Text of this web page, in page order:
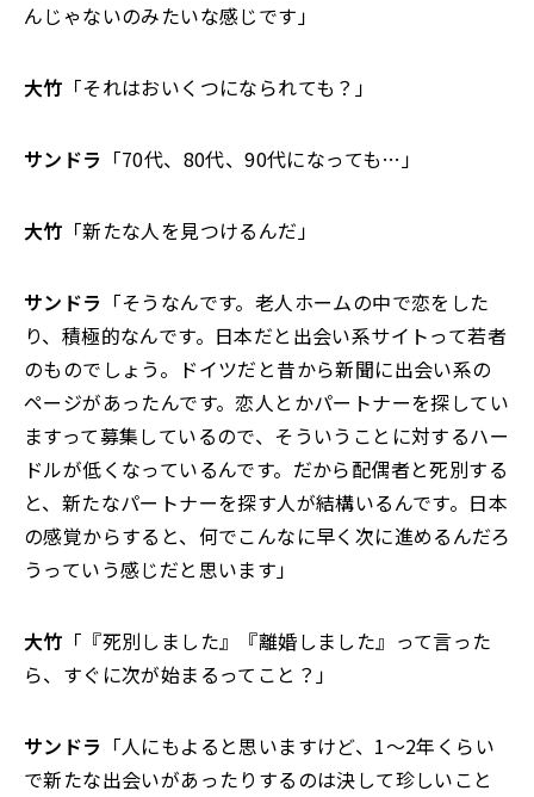
んじゃないのみたいな感じです」
大竹 「それはおいくつになられても？」
サンドラ 「70代、80代、90代になっても…」
大竹 「新たな人を見つけるんだ」
サンドラ 「そうなんです。老人ホームの中で恋をした
り、積極的なんです。日本だと出会い系サイトって若者
のものでしょう。ドイツだと昔から新聞に出会い系の
ページがあったんです。恋人とかパートナーを探してい
ますって募集しているので、そういうことに対するハー
ドルが低くなっているんです。だから配偶者と死別する
と、新たなパートナーを探す人が結構いるんです。日本
の感覚からすると、何でこんなに早く次に進めるんだろ
うっていう感じだと思います」
大竹 「『死別しました』『離婚しました』って言った
ら、すぐに次が始まるってこと？」
サンドラ 「人にもよると思いますけど、1～2年くらい
で新たな出会いがあったりするのは決して珍しいこと